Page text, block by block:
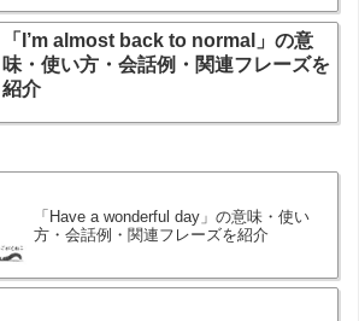
「I’m almost back to normal」の意
味・使い方・会話例・関連フレーズを
紹介
「Have a wonderful day」の意味・使い
方・会話例・関連フレーズを紹介